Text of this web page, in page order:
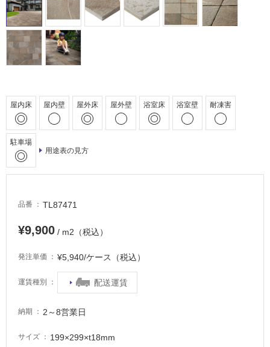
屋内床 屋内壁 屋外床 屋外壁 浴室床 浴室壁 耐凍害
駐車場
用途表の見方
品番 TL87471
¥9,900 / m2（税込）
発注単価 ¥5,940/ケース（税込）
運賃種別 配送運賃
納期 2～8営業日
サイズ 199×299×t18mm
外
床・
浴
室
床・
車
場
常
適
て
る
し
て
が
意